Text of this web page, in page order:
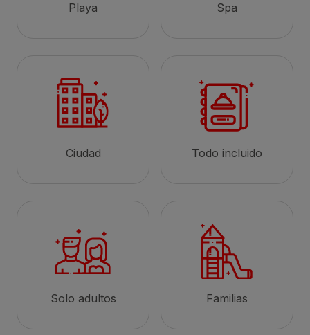
Playa Spa
Ciudad Todo incluido
Solo adultos Familias